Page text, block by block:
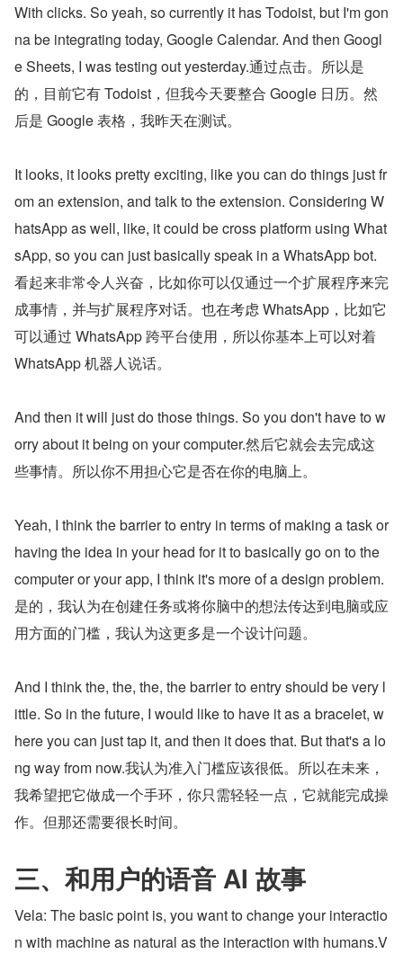
With clicks. So yeah, so currently it has Todoist, but I'm gon
na be integrating today, Google Calendar. And then Googl
e Sheets, I was testing out yesterday.通过点击。所以是
的，目前它有 Todoist，但我今天要整合 Google 日历。然
后是 Google 表格，我昨天在测试。
It looks, it looks pretty exciting, like you can do things just fr
om an extension, and talk to the extension. Considering W
hatsApp as well, like, it could be cross platform using What
sApp, so you can just basically speak in a WhatsApp bot.
看起来非常令人兴奋，比如你可以仅通过一个扩展程序来完
成事情，并与扩展程序对话。也在考虑 WhatsApp，比如它
可以通过 WhatsApp 跨平台使用，所以你基本上可以对着
WhatsApp 机器人说话。
And then it will just do those things. So you don't have to w
orry about it being on your computer.然后它就会去完成这
些事情。所以你不用担心它是否在你的电脑上。
Yeah, I think the barrier to entry in terms of making a task or
having the idea in your head for it to basically go on to the
computer or your app, I think it's more of a design problem.
是的，我认为在创建任务或将你脑中的想法传达到电脑或应
用方面的门槛，我认为这更多是一个设计问题。
And I think the, the, the, the barrier to entry should be very l
ittle. So in the future, I would like to have it as a bracelet, w
here you can just tap it, and then it does that. But that's a lo
ng way from now.我认为准入门槛应该很低。所以在未来，
我希望把它做成一个手环，你只需轻轻一点，它就能完成操
作。但那还需要很长时间。
三、和用户的语音 AI 故事
Vela: The basic point is, you want to change your interactio
n with machine as natural as the interaction with humans.V